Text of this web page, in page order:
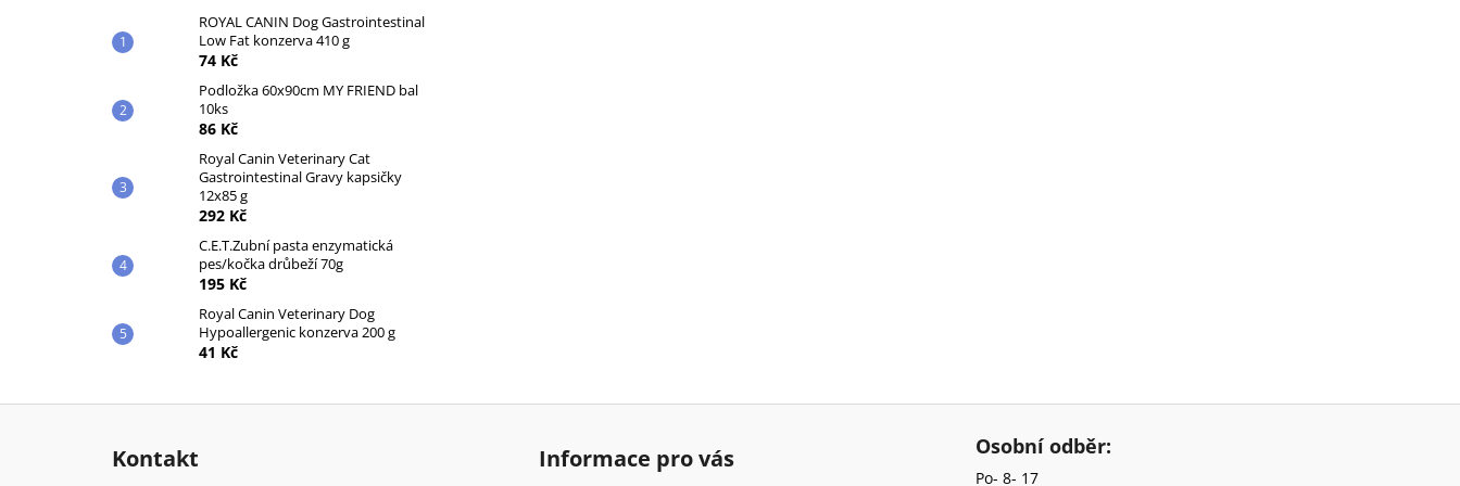
ROYAL CANIN Dog Gastrointestinal
Low Fat konzerva 410 g
74 Kč
Podložka 60x90cm MY FRIEND bal
10ks
86 Kč
Royal Canin Veterinary Cat
Gastrointestinal Gravy kapsičky
12x85 g
292 Kč
C.E.T.Zubní pasta enzymatická
pes/kočka drůbeží 70g
195 Kč
Royal Canin Veterinary Dog
Hypoallergenic konzerva 200 g
41 Kč
Kontakt Informace pro vás Osobní odběr:
Po- 8- 17